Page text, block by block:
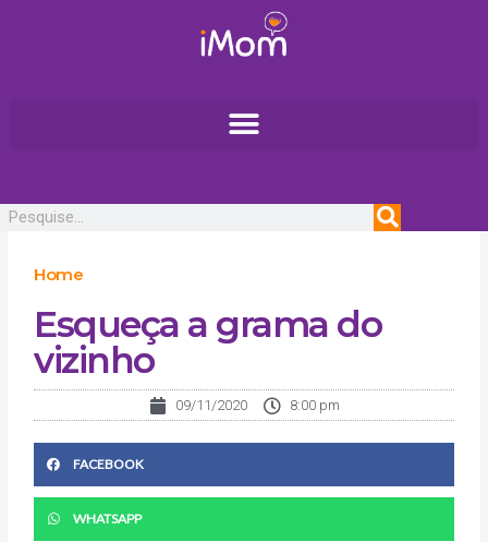
Home
Esqueça a grama do
vizinho
09/11/2020 8:00 pm
FACEBOOK
WHATSAPP